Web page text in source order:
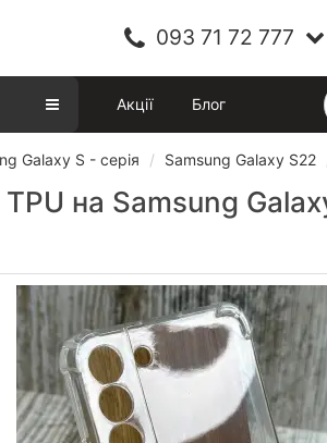
093 71 72 777
Акції Блог
Galaxy S - серія Samsung Galaxy S22
на Samsung